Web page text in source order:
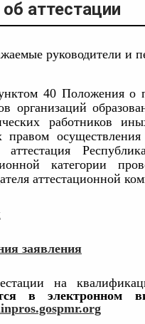
аттестации
руководители и
40 Положения о
организаций
работников
категории
аттестационной
заявления
на
в электронном